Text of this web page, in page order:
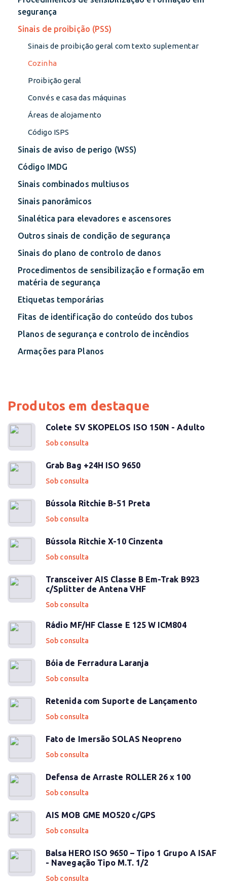
segurança
Sinais de proibição (PSS)
Sinais de proibição geral com texto suplementar
Cozinha
Proibição geral
Convés e casa das máquinas
Áreas de alojamento
Código ISPS
Sinais de aviso de perigo (WSS)
Código IMDG
Sinais combinados multiusos
Sinais panorâmicos
Sinalética para elevadores e ascensores
Outros sinais de condição de segurança
Sinais do plano de controlo de danos
Procedimentos de sensibilização e formação em
matéria de segurança
Etiquetas temporárias
Fitas de identificação do conteúdo dos tubos
Planos de segurança e controlo de incêndios
Armações para Planos
Produtos em destaque
Colete SV SKOPELOS ISO 150N - Adulto
Sob consulta
Grab Bag +24H ISO 9650
Sob consulta
Bússola Ritchie B-51 Preta
Sob consulta
Bússola Ritchie X-10 Cinzenta
Sob consulta
Transceiver AIS Classe B Em-Trak B923
c/Splitter de Antena VHF
Sob consulta
Rádio MF/HF Classe E 125 W ICM804
Sob consulta
Bóia de Ferradura Laranja
Sob consulta
Retenida com Suporte de Lançamento
Sob consulta
Fato de Imersão SOLAS Neopreno
Sob consulta
Defensa de Arraste ROLLER 26 x 100
Sob consulta
AIS MOB GME MO520 c/GPS
Sob consulta
Balsa HERO ISO 9650 – Tipo 1 Grupo A ISAF
- Navegação Tipo M.T. 1/2
Sob consulta